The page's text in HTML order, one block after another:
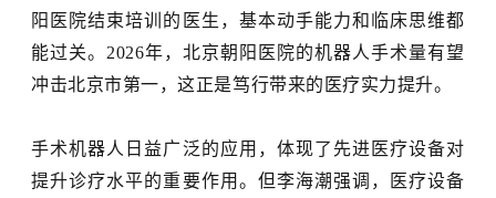
阳医院结束培训的医生，基本动手能力和临床思维都
能过关。2026年，北京朝阳医院的机器人手术量有望
冲击北京市第一，这正是笃行带来的医疗实力提升。
手术机器人日益广泛的应用，体现了先进医疗设备对
提升诊疗水平的重要作用。但李海潮强调，医疗设备